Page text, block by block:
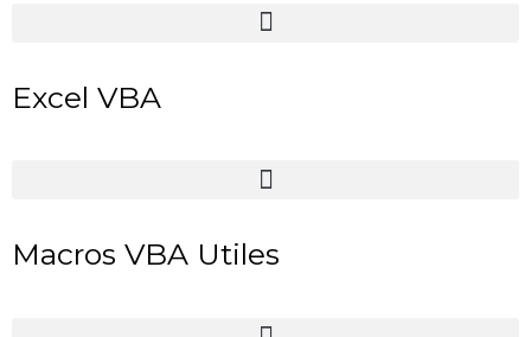
Excel VBA
Macros VBA Utiles